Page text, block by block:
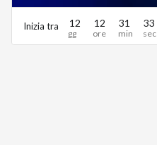
Inizia tra 12 12 31 33